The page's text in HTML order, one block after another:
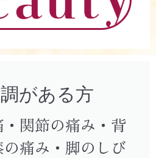
がある方
関節の痛み・背
痛み・脚のしび